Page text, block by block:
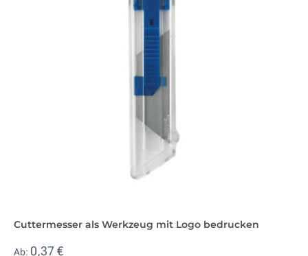
Cuttermesser als Werkzeug mit Logo bedrucken
Ab: 0,37 €